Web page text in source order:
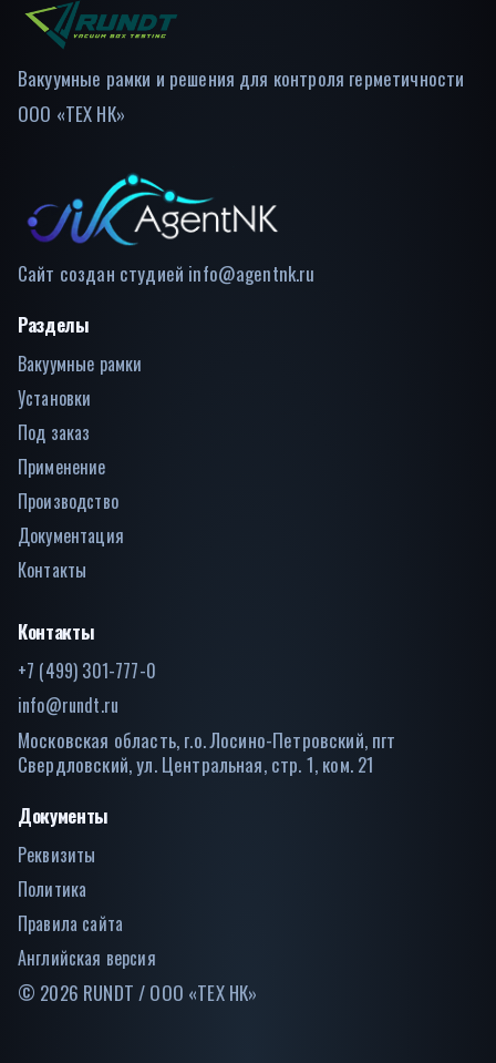
Вакуумные рамки и решения для контроля герметичности
ООО «ТЕХ НК»
Сайт создан студией info@agentnk.ru
Разделы
Вакуумные рамки
Установки
Под заказ
Применение
Производство
Документация
Контакты
Контакты
+7 (499) 301-777-0
info@rundt.ru
Московская область, г.о. Лосино-Петровский, пгт
Свердловский, ул. Центральная, стр. 1, ком. 21
Документы
Реквизиты
Политика
Правила сайта
Английская версия
© 2026 RUNDT / ООО «ТЕХ НК»